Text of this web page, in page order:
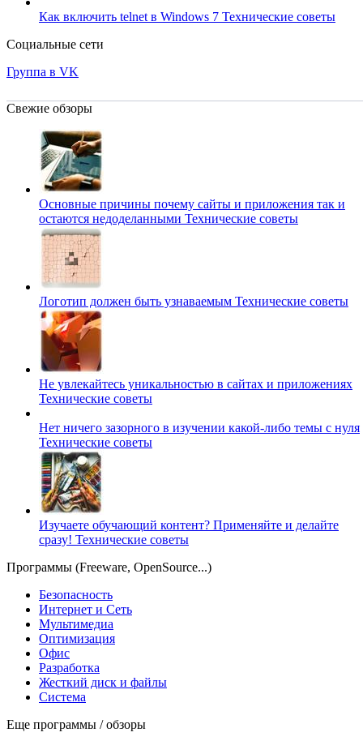
Как включить telnet в Windows 7 Технические советы
Социальные сети
Группа в VK
Свежие обзоры
Основные причины почему сайты и приложения так и
остаются недоделанными Технические советы
Логотип должен быть узнаваемым Технические советы
Не увлекайтесь уникальностью в сайтах и приложениях
Технические советы
Нет ничего зазорного в изучении какой-либо темы с нуля
Технические советы
Изучаете обучающий контент? Применяйте и делайте
сразу! Технические советы
Программы (Freeware, OpenSource...)
Безопасность
Интернет и Сеть
Мультимедиа
Оптимизация
Офис
Разработка
Жесткий диск и файлы
Система
Еще программы / обзоры